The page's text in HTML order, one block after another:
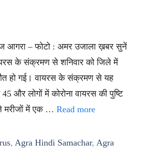
आगरा – फोटो : अमर उजाला ख़बर सुनें
के संक्रमण से शनिवार को जिले में
हो गई। वायरस के संक्रमण से यह
और लोगों में कोरोना वायरस की पुष्टि
मरीजों में एक … Read more
, Agra Hindi Samachar, Agra